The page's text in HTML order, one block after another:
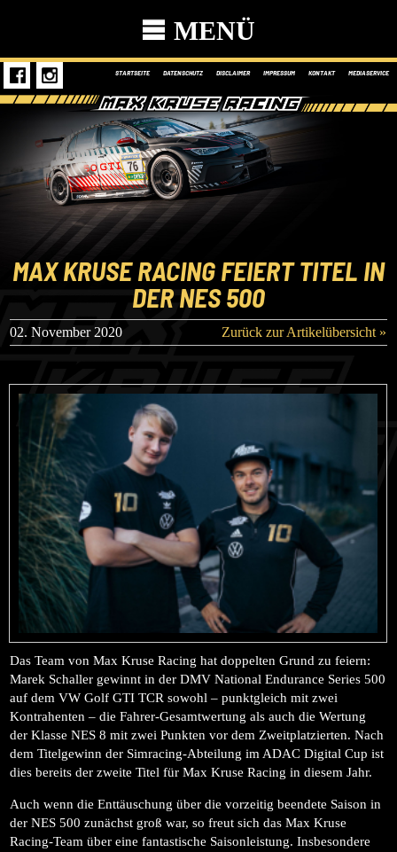
MENÜ
STARTSEITE DATENSCHUTZ DISCLAIMER IMPRESSUM KONTAKT MEDIASERVICE
MAX KRUSE RACING FEIERT TITEL IN
DER NES 500
02. November 2020 Zurück zur Artikelübersicht »
Das Team von Max Kruse Racing hat doppelten Grund zu feiern:
Marek Schaller gewinnt in der DMV National Endurance Series 500
auf dem VW Golf GTI TCR sowohl – punktgleich mit zwei
Kontrahenten – die Fahrer-Gesamtwertung als auch die Wertung
der Klasse NES 8 mit zwei Punkten vor dem Zweitplatzierten. Nach
dem Titelgewinn der Simracing-Abteilung im ADAC Digital Cup ist
dies bereits der zweite Titel für Max Kruse Racing in diesem Jahr.
Auch wenn die Enttäuschung über die vorzeitig beendete Saison in
der NES 500 zunächst groß war, so freut sich das Max Kruse
Racing-Team über eine fantastische Saisonleistung. Insbesondere